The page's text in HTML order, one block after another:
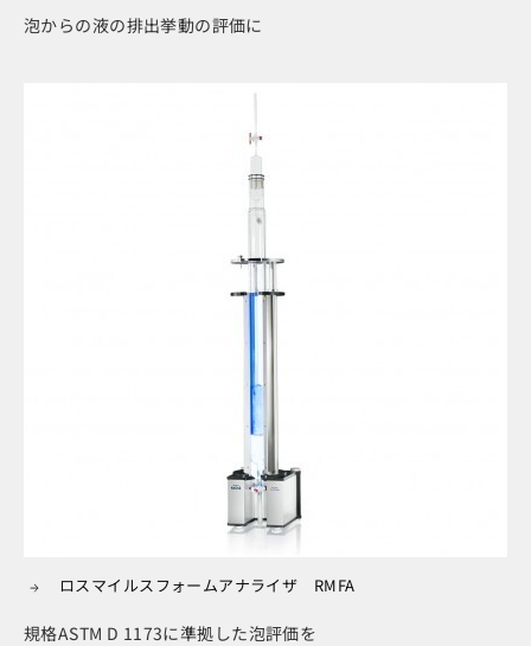
泡からの液の排出挙動の評価に
ロスマイルスフォームアナライザ RMFA
規格ASTM D 1173に準拠した泡評価を